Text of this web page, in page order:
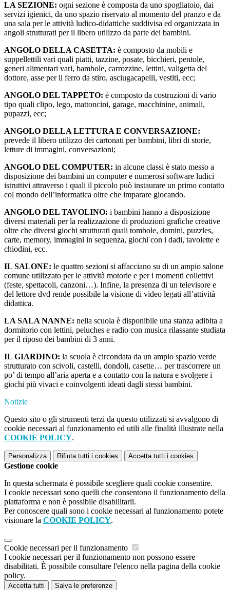
LA SEZIONE: ogni sezione è composta da uno spogliatoio, dai
servizi igienici, da uno spazio riservato al momento del pranzo e da
una sala per le attività ludico-didattiche suddivisa ed organizzata in
angoli strutturati per il libero utilizzo da parte dei bambini.
ANGOLO DELLA CASETTA: è composto da mobili e
suppellettili vari quali piatti, tazzine, posate, bicchieri, pentole,
generi alimentari vari, bambole, carrozzine, lettini, valigetta del
dottore, asse per il ferro da stiro, asciugacapelli, vestiti, ecc;
ANGOLO DEL TAPPETO: è composto da costruzioni di vario
tipo quali clipo, lego, mattoncini, garage, macchinine, animali,
pupazzi, ecc;
ANGOLO DELLA LETTURA E CONVERSAZIONE:
prevede il libero utilizzo dei cartonati per bambini, libri di storie,
letture di immagini, conversazioni;
ANGOLO DEL COMPUTER: in alcune classi è stato messo a
disposizione dei bambini un computer e numerosi software ludici
istruttivi attraverso i quali il piccolo può instaurare un primo contatto
col mondo dell’informatica oltre che imparare giocando.
ANGOLO DEL TAVOLINO: i bambini hanno a disposizione
diversi materiali per la realizzazione di produzioni grafiche creative
oltre che diversi giochi strutturati quali tombole, domini, puzzles,
carte, memory, immagini in sequenza, giochi con i dadi, tavolette e
chiodini, ecc.
IL SALONE: le quattro sezioni si affacciano su di un ampio salone
comune utilizzato per le attività motorie e per i momenti collettivi
(feste, spettacoli, canzoni…). Infine, la presenza di un televisore e
del lettore dvd rende possibile la visione di video legati all’attività
didattica.
LA SALA NANNE: nella scuola è disponibile una stanza adibita a
dormitorio con lettini, peluches e radio con musica rilassante studiata
per il riposo dei bambini di 3 anni.
IL GIARDINO: la scuola è circondata da un ampio spazio verde
strutturato con scivoli, castelli, dondoli, casette… per trascorrere un
po’ di tempo all’aria aperta e a contatto con la natura e svolgere i
giochi più vivaci e coinvolgenti ideati dagli stessi bambini.
Notizie
Questo sito o gli strumenti terzi da questo utilizzati si avvalgono di
cookie necessari al funzionamento ed utili alle finalità illustrate nella
COOKIE POLICY.
Personalizza Rifiuta tutti i cookies Accetta tutti i cookies
Gestione cookie
In questa schermata è possibile scegliere quali cookie consentire.
I cookie necessari sono quelli che consentono il funzionamento della
piattaforma e non è possibile disabilitarli.
Per conoscere quali sono i cookie necessari al funzionamento potete
visionare la COOKIE POLICY.
Cookie necessari per il funzionamento
I cookie necessari per il funzionamento non possono essere
disabilitati. È possibile consultare l'elenco nella pagina della cookie
policy.
Accetta tutti Salva le preferenze